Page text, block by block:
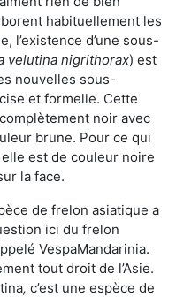
habituellement les
l’existence d’une sous-
velutina nigrithorax) est
nouvelles sous-
et formelle. Cette
noir avec
brune. Pour ce qui
est de couleur noire
la face.
de frelon asiatique a
ici du frelon
VespaMandarinia.
tout droit de l’Asie.
, c’est une espèce de